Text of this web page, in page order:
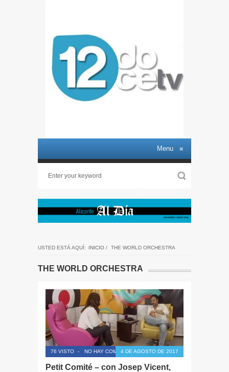
Menu ≡
USTED ESTÁ AQUÍ: INICIO / THE WORLD ORCHESTRA
THE WORLD ORCHESTRA
76 VISTO - NO HAY COMENTARIOS4 DE AGOSTO DE 2017
Petit Comité – con Josep Vicent,